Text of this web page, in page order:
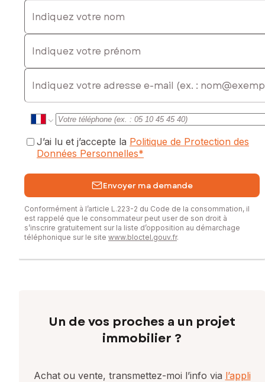
Indiquez votre nom
Indiquez votre prénom
E-mail
J’ai lu et j’accepte la Politique de Protection des
Données Personnelles*
Envoyer ma demande
Conformément à l’article L.223-2 du Code de la consommation, il
est rappelé que le consommateur peut user de son droit à
s’inscrire gratuitement sur la liste d’opposition au démarchage
téléphonique sur le site www.bloctel.gouv.fr.
Un de vos proches a un projet
immobilier ?
Achat ou vente, transmettez-moi l’info via l’appli